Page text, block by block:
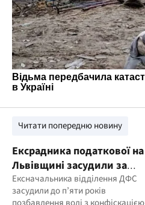
Читати попередню новину
Ексрадника податкової на
Львівщині засудили за
хабар у 500 доларів
Ексначальника відділення ДФС
засудили до п’яти років